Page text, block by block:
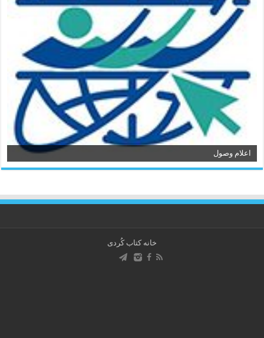
اعلام وصول
خانه کتاب كُردی